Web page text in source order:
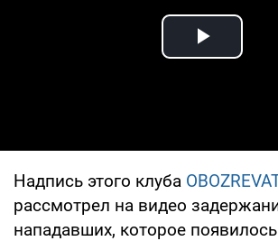
Play
Надпись этого клуба
рассмотрел на видео
нападавших, которое